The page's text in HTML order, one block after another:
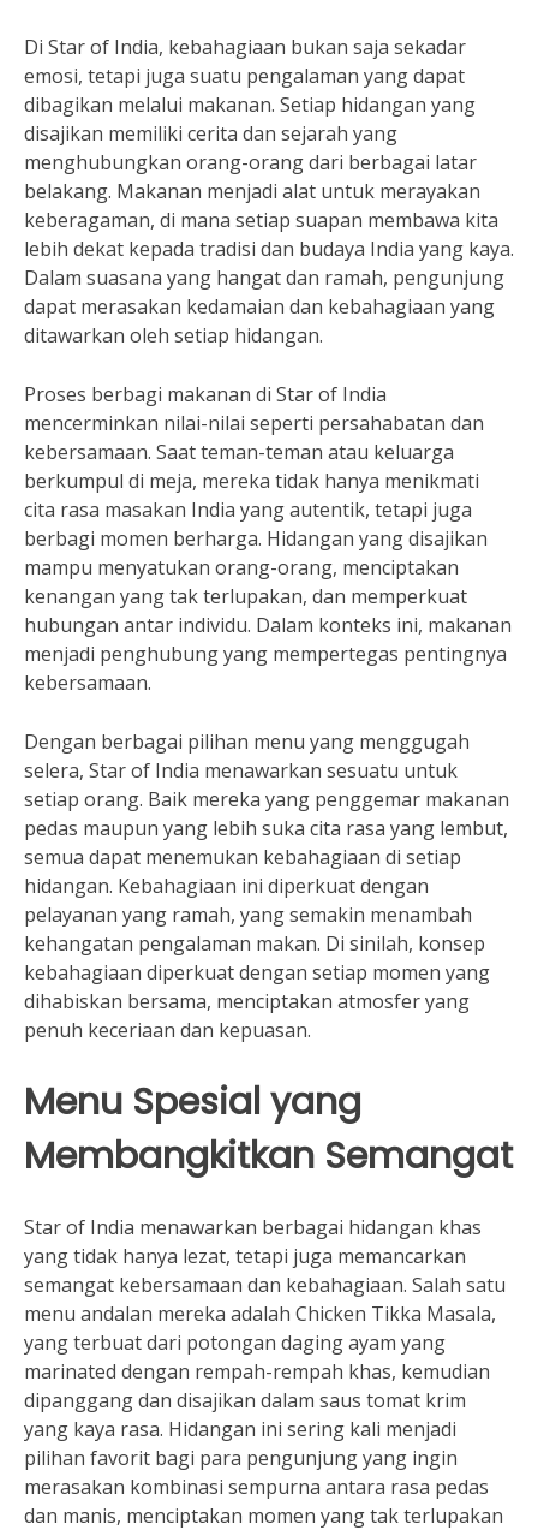
Di Star of India, kebahagiaan bukan saja sekadar
emosi, tetapi juga suatu pengalaman yang dapat
dibagikan melalui makanan. Setiap hidangan yang
disajikan memiliki cerita dan sejarah yang
menghubungkan orang-orang dari berbagai latar
belakang. Makanan menjadi alat untuk merayakan
keberagaman, di mana setiap suapan membawa kita
lebih dekat kepada tradisi dan budaya India yang kaya.
Dalam suasana yang hangat dan ramah, pengunjung
dapat merasakan kedamaian dan kebahagiaan yang
ditawarkan oleh setiap hidangan.
Proses berbagi makanan di Star of India
mencerminkan nilai-nilai seperti persahabatan dan
kebersamaan. Saat teman-teman atau keluarga
berkumpul di meja, mereka tidak hanya menikmati
cita rasa masakan India yang autentik, tetapi juga
berbagi momen berharga. Hidangan yang disajikan
mampu menyatukan orang-orang, menciptakan
kenangan yang tak terlupakan, dan memperkuat
hubungan antar individu. Dalam konteks ini, makanan
menjadi penghubung yang mempertegas pentingnya
kebersamaan.
Dengan berbagai pilihan menu yang menggugah
selera, Star of India menawarkan sesuatu untuk
setiap orang. Baik mereka yang penggemar makanan
pedas maupun yang lebih suka cita rasa yang lembut,
semua dapat menemukan kebahagiaan di setiap
hidangan. Kebahagiaan ini diperkuat dengan
pelayanan yang ramah, yang semakin menambah
kehangatan pengalaman makan. Di sinilah, konsep
kebahagiaan diperkuat dengan setiap momen yang
dihabiskan bersama, menciptakan atmosfer yang
penuh keceriaan dan kepuasan.
Menu Spesial yang
Membangkitkan Semangat
Star of India menawarkan berbagai hidangan khas
yang tidak hanya lezat, tetapi juga memancarkan
semangat kebersamaan dan kebahagiaan. Salah satu
menu andalan mereka adalah Chicken Tikka Masala,
yang terbuat dari potongan daging ayam yang
marinated dengan rempah-rempah khas, kemudian
dipanggang dan disajikan dalam saus tomat krim
yang kaya rasa. Hidangan ini sering kali menjadi
pilihan favorit bagi para pengunjung yang ingin
merasakan kombinasi sempurna antara rasa pedas
dan manis, menciptakan momen yang tak terlupakan